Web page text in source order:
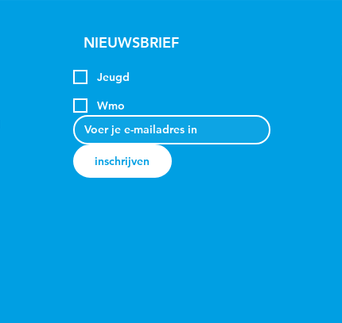
NIEUWSBRIEF
Jeugd
Wmo
inschrijven